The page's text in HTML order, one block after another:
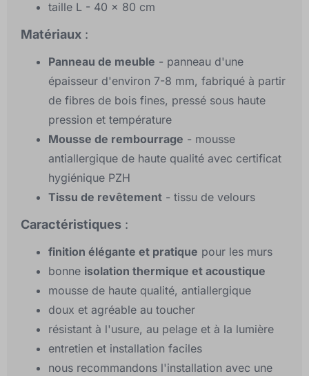
taille L - 40 x 80 cm
Matériaux :
Panneau de meuble - panneau d'une
épaisseur d'environ 7-8 mm, fabriqué à partir
de fibres de bois fines, pressé sous haute
pression et température
Mousse de rembourrage - mousse
antiallergique de haute qualité avec certificat
hygiénique PZH
Tissu de revêtement - tissu de velours
Caractéristiques :
finition élégante et pratique pour les murs
bonne isolation thermique et acoustique
mousse de haute qualité, antiallergique
doux et agréable au toucher
résistant à l'usure, au pelage et à la lumière
entretien et installation faciles
nous recommandons l'installation avec une